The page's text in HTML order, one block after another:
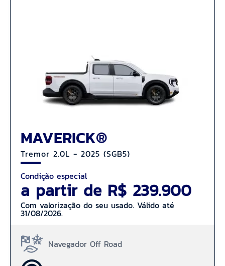
MAVERICK®
Tremor 2.0L - 2025 (SGB5)
Condição especial
a partir de R$ 239.900
Com valorização do seu usado. Válido até
31/08/2026.
Navegador Off Road